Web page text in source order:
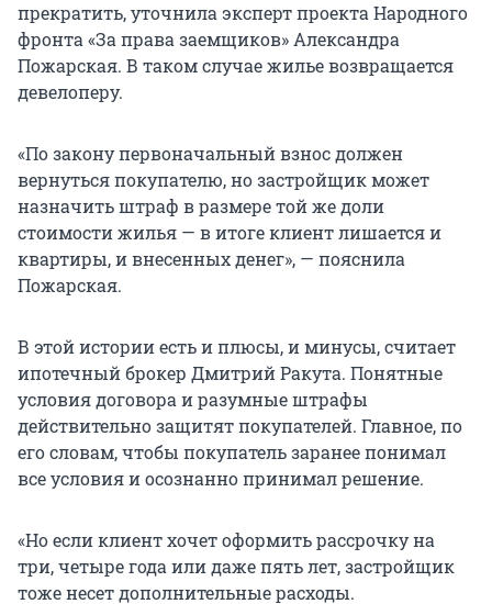
прекратить, уточнила эксперт проекта Народного
фронта «За права заемщиков» Александра
Пожарская. В таком случае жилье возвращается
девелоперу.
«По закону первоначальный взнос должен
вернуться покупателю, но застройщик может
назначить штраф в размере той же доли
стоимости жилья — в итоге клиент лишается и
квартиры, и внесенных денег», — пояснила
Пожарская.
В этой истории есть и плюсы, и минусы, считает
ипотечный брокер Дмитрий Ракута. Понятные
условия договора и разумные штрафы
действительно защитят покупателей. Главное, по
его словам, чтобы покупатель заранее понимал
все условия и осознанно принимал решение.
«Но если клиент хочет оформить рассрочку на
три, четыре года или даже пять лет, застройщик
тоже несет дополнительные расходы.